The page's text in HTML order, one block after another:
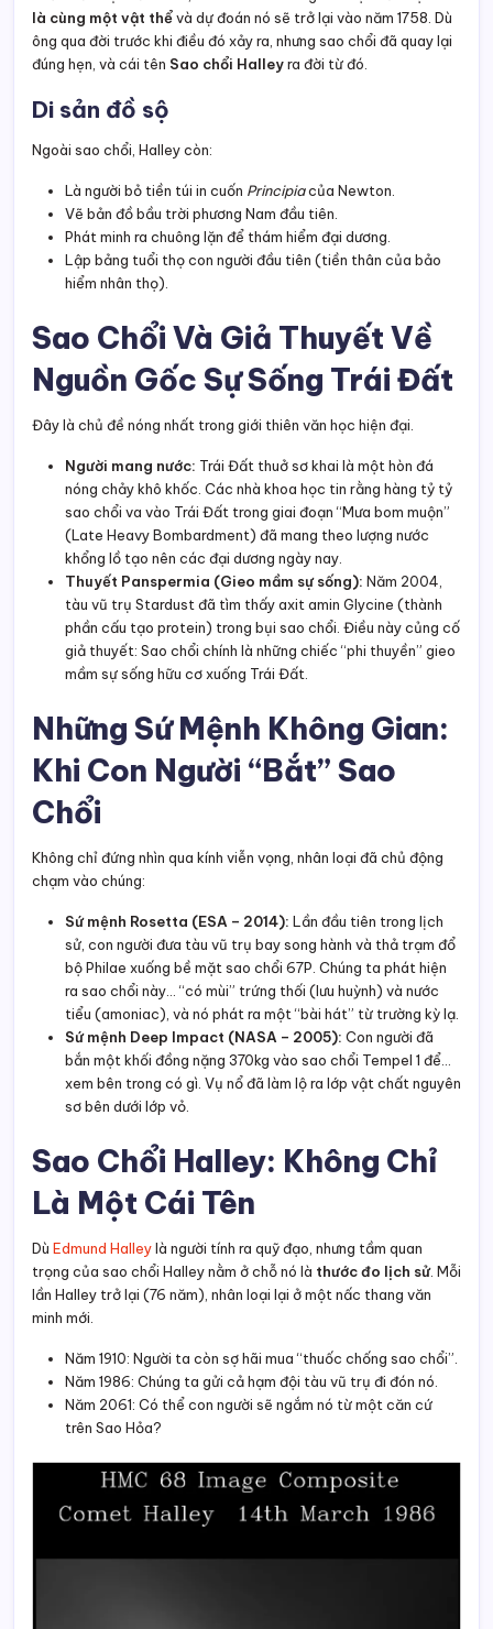
là cùng một vật thểvà dự đoán nó sẽ trở lại vào năm 1758. Dù
ông qua đời trước khi điều đó xảy ra, nhưng sao chổi đã quay lại
đúng hẹn, và cái tên Sao chổi Halleyra đời từ đó.
Di sản đồ sộ
Ngoài sao chổi, Halley còn:
Là người bỏ tiền túi in cuốn Principiacủa Newton.
Vẽ bản đồ bầu trời phương Nam đầu tiên.
Phát minh ra chuông lặn để thám hiểm đại dương.
Lập bảng tuổi thọ con người đầu tiên (tiền thân của bảo
hiểm nhân thọ).
Sao Chổi Và Giả Thuyết Về
Nguồn Gốc Sự Sống Trái Đất
Đây là chủ đề nóng nhất trong giới thiên văn học hiện đại.
Người mang nước: Trái Đất thuở sơ khai là một hòn đá
nóng chảy khô khốc. Các nhà khoa học tin rằng hàng tỷ tỷ
sao chổi va vào Trái Đất trong giai đoạn “Mưa bom muộn”
(Late Heavy Bombardment) đã mang theo lượng nước
khổng lồ tạo nên các đại dương ngày nay.
Thuyết Panspermia (Gieo mầm sự sống): Năm 2004,
tàu vũ trụ Stardust đã tìm thấy axit amin Glycine (thành
phần cấu tạo protein) trong bụi sao chổi. Điều này củng cố
giả thuyết: Sao chổi chính là những chiếc “phi thuyền” gieo
mầm sự sống hữu cơ xuống Trái Đất.
Những Sứ Mệnh Không Gian:
Khi Con Người “Bắt” Sao
Chổi
Không chỉ đứng nhìn qua kính viễn vọng, nhân loại đã chủ động
chạm vào chúng:
Sứ mệnh Rosetta (ESA – 2014): Lần đầu tiên trong lịch
sử, con người đưa tàu vũ trụ bay song hành và thả trạm đổ
bộ Philae xuống bề mặt sao chổi 67P. Chúng ta phát hiện
ra sao chổi này… “có mùi” trứng thối (lưu huỳnh) và nước
tiểu (amoniac), và nó phát ra một “bài hát” từ trường kỳ lạ.
Sứ mệnh Deep Impact (NASA – 2005): Con người đã
bắn một khối đồng nặng 370kg vào sao chổi Tempel 1 để…
xem bên trong có gì. Vụ nổ đã làm lộ ra lớp vật chất nguyên
sơ bên dưới lớp vỏ.
Sao Chổi Halley: Không Chỉ
Là Một Cái Tên
Dù Edmund Halleylà người tính ra quỹ đạo, nhưng tầm quan
trọng của sao chổi Halley nằm ở chỗ nó là thước đo lịch sử. Mỗi
lần Halley trở lại (76 năm), nhân loại lại ở một nấc thang văn
minh mới.
Năm 1910: Người ta còn sợ hãi mua “thuốc chống sao chổi”.
Năm 1986: Chúng ta gửi cả hạm đội tàu vũ trụ đi đón nó.
Năm 2061: Có thể con người sẽ ngắm nó từ một căn cứ
trên Sao Hỏa?